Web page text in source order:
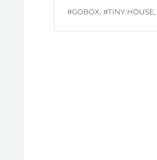
TAGS
#GOBOX ,#TINY HOUSE